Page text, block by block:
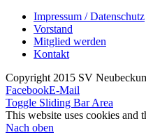
Impressum / Datenschutz
Vorstand
Mitglied werden
Kontakt
Copyright 2015 SV
FacebookE-Mail
Toggle Sliding Bar Area
This website uses cookies and
Nach oben